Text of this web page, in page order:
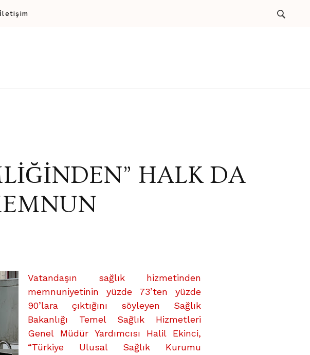
İletişim
HALK DA
Vatandaşın sağlık hizmetinden
memnuniyetinin yüzde 73’ten yüzde
90’lara çıktığını söyleyen Sağlık
Bakanlığı Temel Sağlık Hizmetleri
Genel Müdür Yardımcısı Halil Ekinci,
“Türkiye Ulusal Sağlık Kurumu